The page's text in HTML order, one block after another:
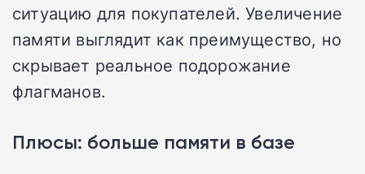
ситуацию для покупателей. Увеличение
памяти выглядит как преимущество, но
скрывает реальное подорожание
флагманов.
Плюсы: больше памяти в базе